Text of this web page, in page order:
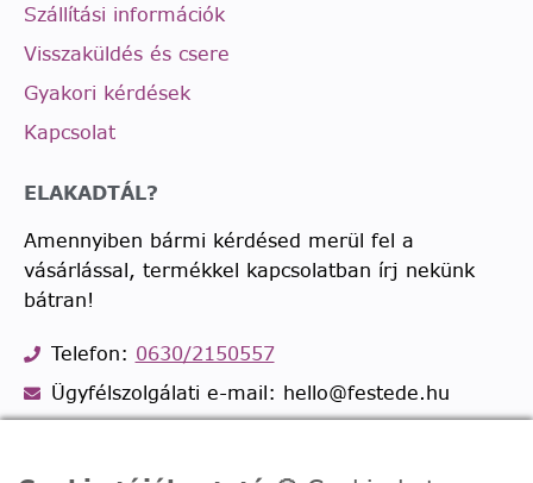
Szállítási információk
Visszaküldés és csere
Gyakori kérdések
Kapcsolat
ELAKADTÁL?
Amennyiben bármi kérdésed merül fel a
vásárlással, termékkel kapcsolatban írj nekünk
bátran!
Telefon: 0630/2150557
Ügyfélszolgálati e-mail: hello@festede.hu